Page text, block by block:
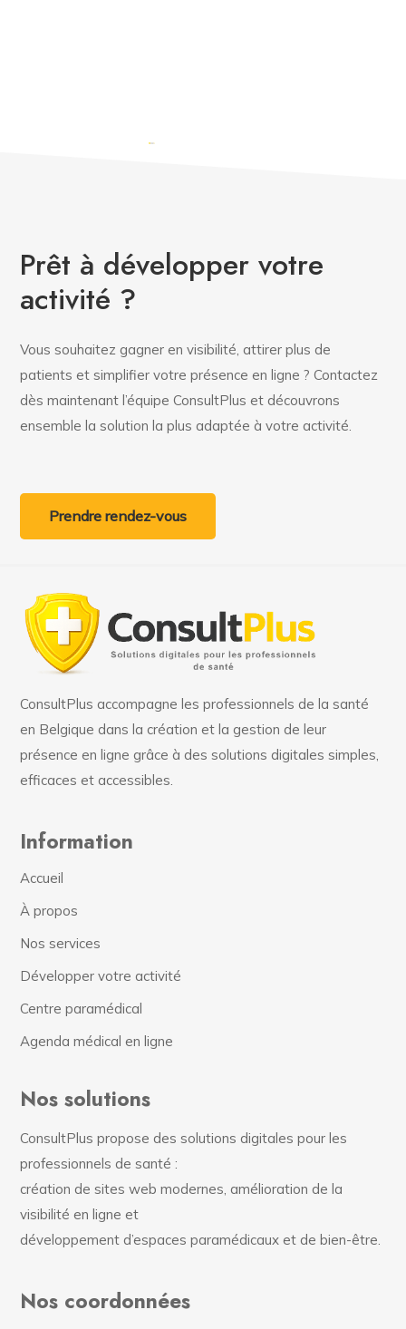
ConsultPlus
Prêt à développer votre
activité ?
Vous souhaitez gagner en visibilité, attirer plus de
patients et simplifier votre présence en ligne ? Contactez
dès maintenant l’équipe ConsultPlus et découvrons
ensemble la solution la plus adaptée à votre activité.
Prendre rendez-vous
ConsultPlus accompagne les professionnels de la santé
en Belgique dans la création et la gestion de leur
présence en ligne grâce à des solutions digitales simples,
efficaces et accessibles.
Information
Accueil
À propos
Nos services
Développer votre activité
Centre paramédical
Agenda médical en ligne
Nos solutions
ConsultPlus propose des solutions digitales pour les
professionnels de santé :
création de sites web modernes, amélioration de la
visibilité en ligne et
développement d’espaces paramédicaux et de bien-être.
Nos coordonnées